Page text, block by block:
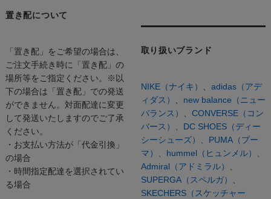
置き配について
「置き配」をご希望の場合は、
ご注文手続き時に「置き配」の
場所等をご指定ください。※以
下の場合は「置き配」での発送
ができません。対面配達に変更
して発送いたしますのでご了承
ください。
・お支払い方法が「代金引換」
の場合
・時間指定配達を選択されてい
る場合
取り扱いブランド
NIKE（ナイキ）
adidas（アデ
ィダス）
new balance（ニュー
バランス）
CONVERSE（コン
バース）、 DC SHOES（ディー
シーシューズ）、 PUMA（プー
マ）、 hummel（ヒュンメル）、
Admiral（アドミラル）
SUPERGA（スペルガ）
SKECHERS（スケッチャー